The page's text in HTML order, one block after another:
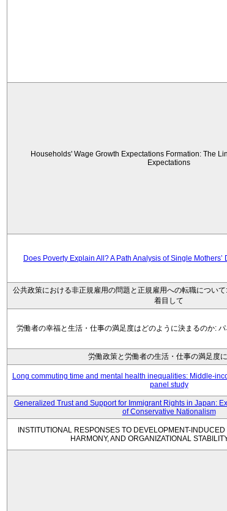
Households' Wage Growth Expectations Formation: The
Expectations
Does Poverty Explain All? A Path Analysis of Single
公共政策における非正規雇用の問題と正規雇用への転職につい
着目して
労働者の幸福と生活・仕事の満足度はどのように決まるのか:
労働政策と労働者の生活・仕事の満足度
Long commuting time and mental health inequalities: Middle-
panel study
Generalized Trust and Support for Immigrant Rights in Japan:
of Conservative Nationalism
INSTITUTIONAL RESPONSES TO DEVELOPMENT-
HARMONY, AND ORGANIZATIONAL